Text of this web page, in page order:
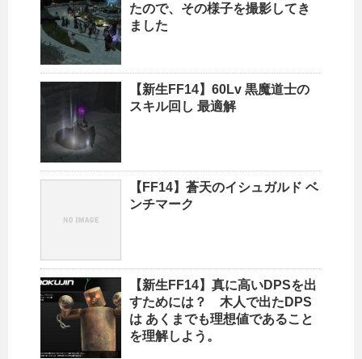
たので、その様子を撮影してき
ました
【新生FF14】60Lv 黒魔道士の
スキル回し 最適解
【FF14】蒼天のイシュガルド ベ
ンチマーク
【新生FF14】真に高いDPSを出
すためには？ 木人で出たDPS
は あくまでも理想値であること
を理解しよう。